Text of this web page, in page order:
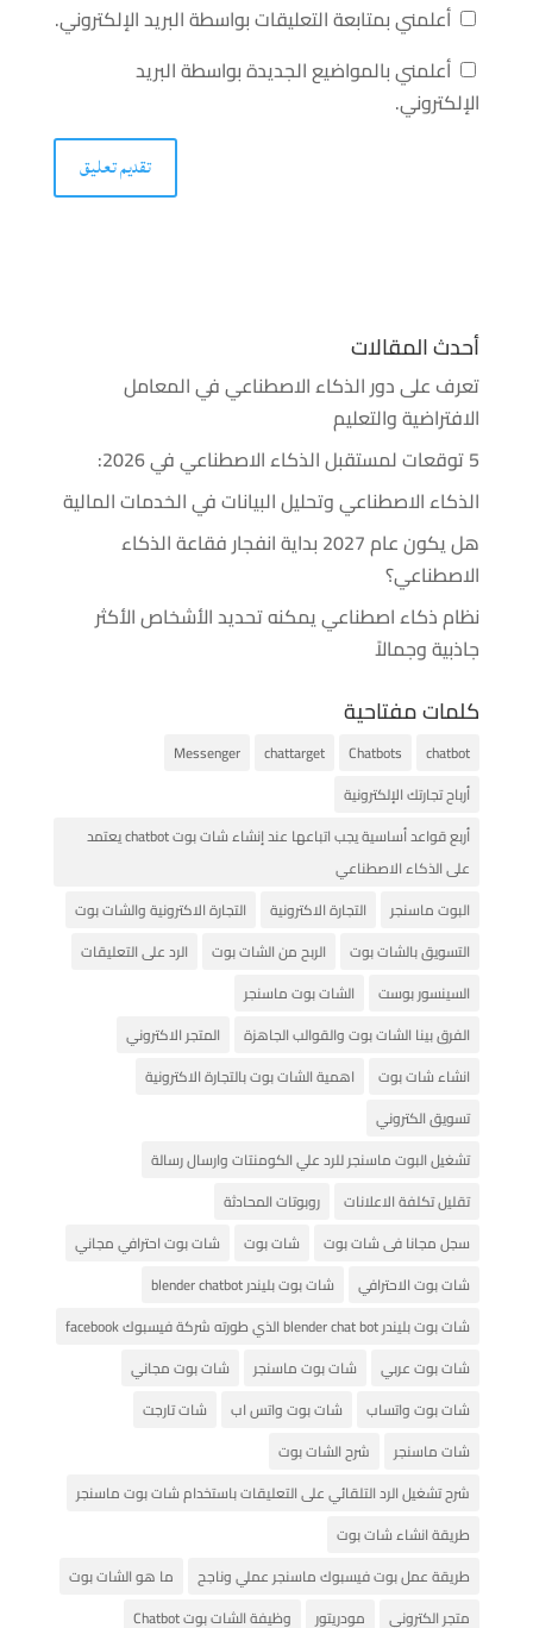
أعلمني بمتابعة التعليقات بواسطة البريد الإلكتروني.
أعلمني بالمواضيع الجديدة بواسطة البريد
الإلكتروني.
أحدث المقالات
تعرف على دور الذكاء الاصطناعي في المعامل
الافتراضية والتعليم
5 توقعات لمستقبل الذكاء الاصطناعي في 2026:
الذكاء الاصطناعي وتحليل البيانات في الخدمات المالية
هل يكون عام 2027 بداية انفجار فقاعة الذكاء
الاصطناعي؟
نظام ذكاء اصطناعي يمكنه تحديد الأشخاص الأكثر
جاذبية وجمالاً
كلمات مفتاحية
chatbot
Chatbots
chattarget
Messenger
أرباح تجارتك الإلكترونية
أربع قواعد أساسية يجب اتباعها عند إنشاء شات بوت chatbot يعتمد
على الذكاء الاصطناعي
البوت ماسنجر
التجارة الاكترونية
التجارة الاكترونية والشات بوت
التسويق بالشات بوت
الربح من الشات بوت
الرد على التعليقات
السينسور بوست
الشات بوت ماسنجر
الفرق بينا الشات بوت والقوالب الجاهزة
المتجر الاكتروني
انشاء شات بوت
اهمية الشات بوت بالتجارة الاكترونية
تسويق الكتروني
تشغيل البوت ماسنجر للرد علي الكومنتات وارسال رسالة
تقليل تكلفة الاعلانات
روبوتات المحادثة
سجل مجانا فى شات بوت
شات بوت
شات بوت احترافي مجاني
شات بوت الاحترافي
شات بوت بليندر blender chatbot
شات بوت بليندر blender chat bot الذي طورته شركة فيسبوك facebook
شات بوت عربي
شات بوت ماسنجر
شات بوت مجاني
شات بوت واتساب
شات بوت واتس اب
شات تارجت
شات ماسنجر
شرح الشات بوت
شرح تشغيل الرد التلقائي على التعليقات باستخدام شات بوت ماسنجر
طريقة انشاء شات بوت
طريقة عمل بوت فيسبوك ماسنجر عملي وناجح
ما هو الشات بوت
متجر الكتروني
مودريتور وظيفة الشات بوت Chatbot